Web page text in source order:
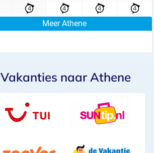
Vakanties naar Athene